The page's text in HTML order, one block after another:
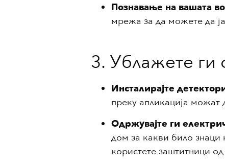
Познавање на вашата
мрежа за да можете да ја
3. Ублажете ги
Инсталирајте
преку апликација
Одржувајте ги
дом за какви било знаци
користете заштитници